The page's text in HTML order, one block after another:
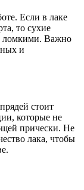
Если в лаке
то сухие
ломкими. Важно
и
стоит
которые не
прически. Не
лака, чтобы